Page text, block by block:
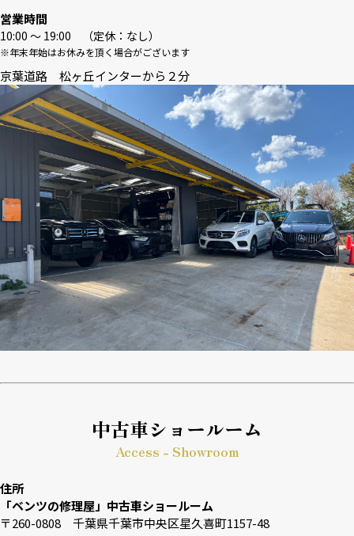
営業時間
10:00 〜 19:00 （定休：なし）
※年末年始はお休みを頂く場合がございます
京葉道路 松ヶ丘インターから２分
中古車ショールーム
Access - Showroom
住所
「ベンツの修理屋」中古車ショールーム
〒260-0808 千葉県千葉市中央区星久喜町1157-48